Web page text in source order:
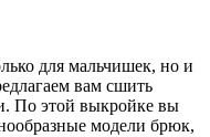
для мальчишек, но и
вам сшить
По этой выкройке вы
модели брюк,